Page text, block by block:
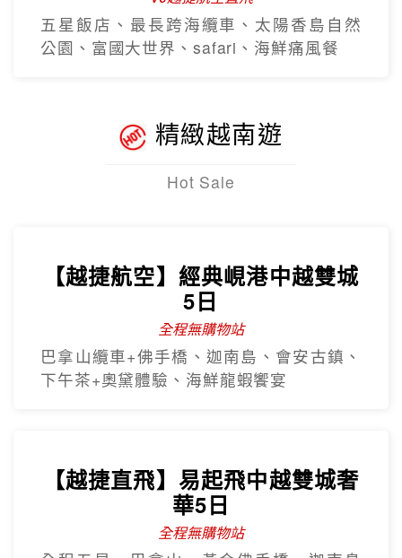
五星飯店、最長跨海纜車、太陽香島自然
公園、富國大世界、safari、海鮮痛風餐
精緻越南遊
Hot Sale
【越捷航空】經典峴港中越雙城
5日
全程無購物站
巴拿山纜車+佛手橋、迦南島、會安古鎮、
下午茶+奧黛體驗、海鮮龍蝦饗宴
【越捷直飛】易起飛中越雙城奢
華5日
全程無購物站